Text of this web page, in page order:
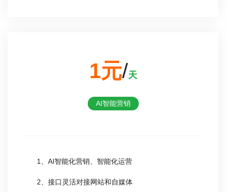
1元/天
AI智能营销
1、AI智能化营销、智能化运营
2、接口灵活对接网站和自媒体